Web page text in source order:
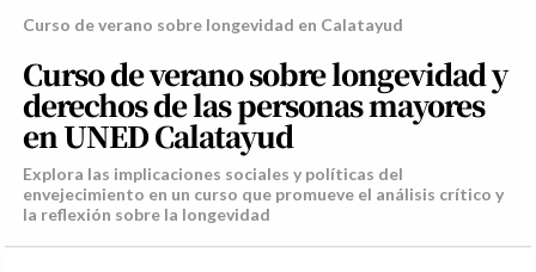
Curso de verano sobre longevidad en Calatayud
Curso de verano sobre longevidad y
derechos de las personas mayores
en UNED Calatayud
Explora las implicaciones sociales y políticas del
envejecimiento en un curso que promueve el análisis crítico y
la reflexión sobre la longevidad